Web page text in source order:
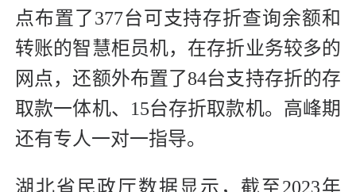
点布置了377台可支持存折查询余额和
转账的智慧柜员机，在存折业务较多的
网点，还额外布置了84台支持存折的存
取款一体机、15台存折取款机。高峰期
还有专人一对一指导。
湖北省民政厅数据显示，截至2023年